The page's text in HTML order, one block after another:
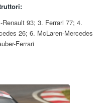
93; 3. Ferrari 77; 4.
26; 6. McLaren-Mercedes
Ferrari